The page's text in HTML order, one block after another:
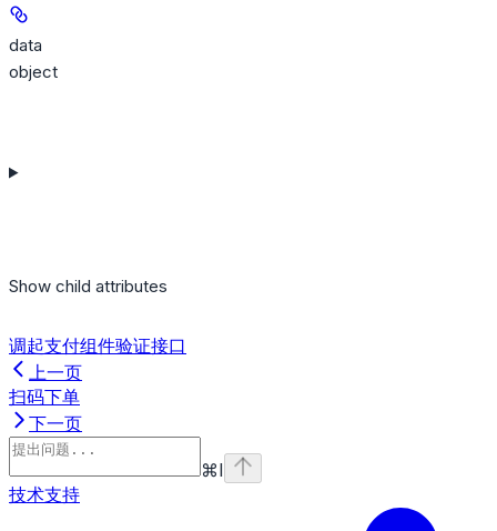
data
object
Show child attributes
调起支付组件验证接口
上一页
扫码下单
下一页
⌘I
技术支持